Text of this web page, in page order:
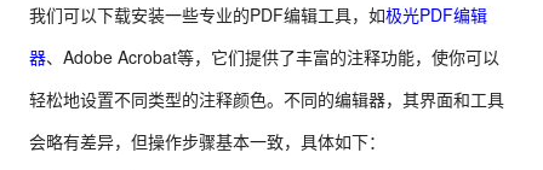
我们可以下载安装一些专业的PDF编辑工具，如极光PDF编辑
器、Adobe Acrobat等，它们提供了丰富的注释功能，使你可以
轻松地设置不同类型的注释颜色。不同的编辑器，其界面和工具
会略有差异，但操作步骤基本一致，具体如下：